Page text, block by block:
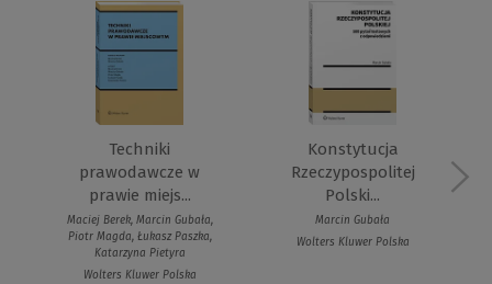
Techniki
prawodawcze w
prawie miejs...
Maciej Berek, Marcin Gubała,
Piotr Magda, Łukasz Paszka,
Katarzyna Pietyra
Wolters Kluwer Polska
Konstytucja
Rzeczypospolitej
Polski...
Marcin Gubała
Wolters Kluwer Polska